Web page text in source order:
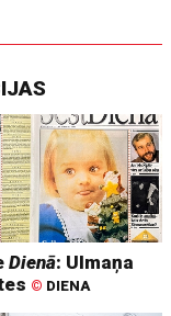
Dienā: Ulmaņa
© DIENA